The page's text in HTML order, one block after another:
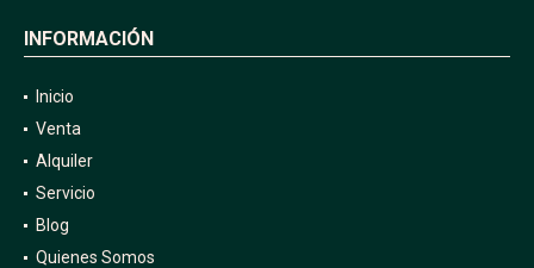
INFORMACIÓN
Inicio
Venta
Alquiler
Servicio
Blog
Quienes Somos